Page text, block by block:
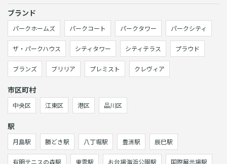
ブランド
パークホームズ パークコート パークタワー パークシティ
ザ・パークハウス シティタワー シティテラス プラウド
ブランズ ブリリア プレミスト クレヴィア
市区町村
中央区 江東区 港区 品川区
駅
月島駅 勝どき駅 八丁堀駅 豊洲駅 辰巳駅
有明テニスの森駅 東雲駅 お台場海浜公園駅 国際展示場駅